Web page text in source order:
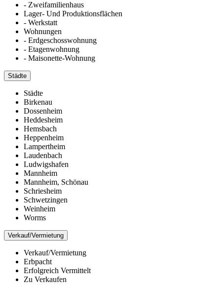
- Zweifamilienhaus
Lager- Und Produktionsflächen
- Werkstatt
Wohnungen
- Erdgeschosswohnung
- Etagenwohnung
- Maisonette-Wohnung
Städte
Städte
Birkenau
Dossenheim
Heddesheim
Hemsbach
Heppenheim
Lampertheim
Laudenbach
Ludwigshafen
Mannheim
Mannheim, Schönau
Schriesheim
Schwetzingen
Weinheim
Worms
Verkauf/Vermietung
Verkauf/Vermietung
Erbpacht
Erfolgreich Vermittelt
Zu Verkaufen